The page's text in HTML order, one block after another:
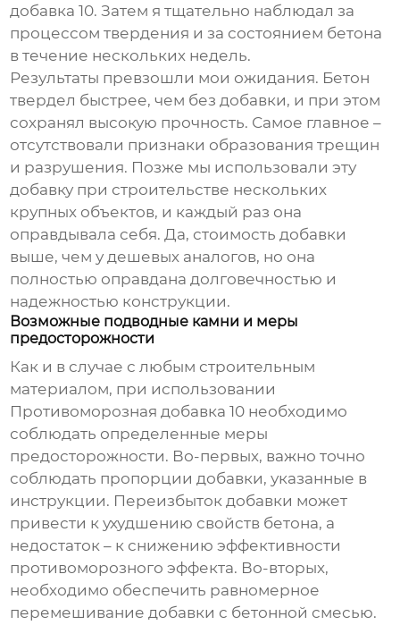
добавка 10. Затем я тщательно наблюдал за
процессом твердения и за состоянием бетона
в течение нескольких недель.
Результаты превзошли мои ожидания. Бетон
твердел быстрее, чем без добавки, и при этом
сохранял высокую прочность. Самое главное –
отсутствовали признаки образования трещин
и разрушения. Позже мы использовали эту
добавку при строительстве нескольких
крупных объектов, и каждый раз она
оправдывала себя. Да, стоимость добавки
выше, чем у дешевых аналогов, но она
полностью оправдана долговечностью и
надежностью конструкции.
Возможные подводные камни и меры
предосторожности
Как и в случае с любым строительным
материалом, при использовании
Противоморозная добавка 10 необходимо
соблюдать определенные меры
предосторожности. Во-первых, важно точно
соблюдать пропорции добавки, указанные в
инструкции. Переизбыток добавки может
привести к ухудшению свойств бетона, а
недостаток – к снижению эффективности
противоморозного эффекта. Во-вторых,
необходимо обеспечить равномерное
перемешивание добавки с бетонной смесью.